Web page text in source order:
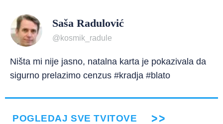
Saša Radulović
@kosmik_radule
Ništa mi nije jasno, natalna karta je pokazivala da
sigurno prelazimo cenzus #kradja #blato
POGLEDAJ SVE TVITOVE